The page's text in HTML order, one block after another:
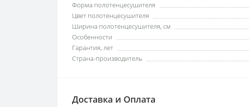
Форма полотенцесушителя
Цвет полотенцесушителя
Ширина полотенцесушителя, см
Особенности
Гарантия, лет
Страна-производитель
Доставка и Оплата